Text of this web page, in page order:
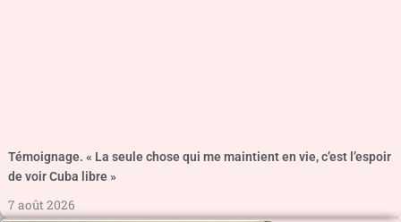
Témoignage. « La seule chose qui me maintient en vie, c’est l’espoir
de voir Cuba libre »
7 août 2026